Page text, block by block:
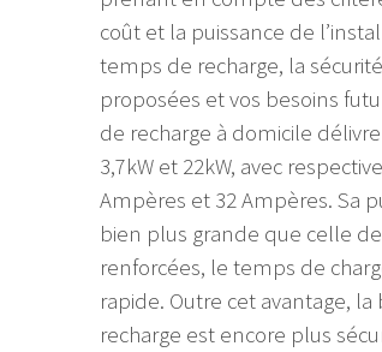
coût et la puissance de
temps de recharge, la
proposées et vos besoins
de recharge à domicile
3,7kW et 22kW, avec
Ampères et 32 Ampères. Sa
bien plus grande que celle
renforcées, le temps de
rapide. Outre cet avantage,
recharge est encore plus